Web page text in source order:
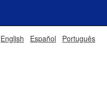
English Español Português